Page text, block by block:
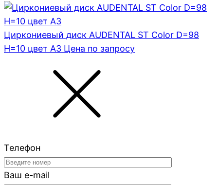
Циркониевый диск AUDENTAL ST Color D=98
H=10 цвет A3 Цена по запросу
Телефон
Ваш e-mail